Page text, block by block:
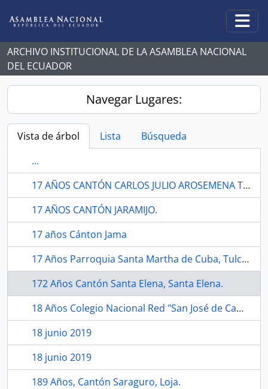
ARCHIVO INSTITUCIONAL DE LA ASAMBLEA NACIONAL
DEL ECUADOR
Navegar Lugares:
Vista de árbol Lista
Búsqueda
...
17 AÑOS CANTÓN CARLOS JULIO AROSEMENA TOLA.
17 AÑOS CANTÓN JARAMIJO.
17 años Cánton Jama
17 Años Parroquia Santa Martha de Cuba, Tulcán.
172 Años Cantón Santa Elena, Santa Elena.
18 Años Colegio Nacional Red "San José de Camarón", Echeandía, Bolívar.
18 junio 2019
18 junio 2019
189 Años, Cantón Saraguro, Loja.